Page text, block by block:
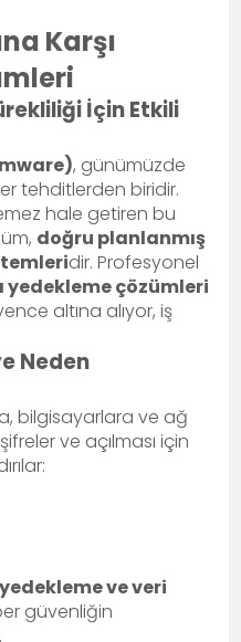
Karşı
İçin Etkili
, günümüzde
tehditlerden biridir.
hale getiren bu
doğru planlanmış
dir. Profesyonel
yedekleme çözümleri
altına alıyor, iş
Neden
bilgisayarlara ve ağ
ve açılması için
yedekleme ve veri
güvenliğin